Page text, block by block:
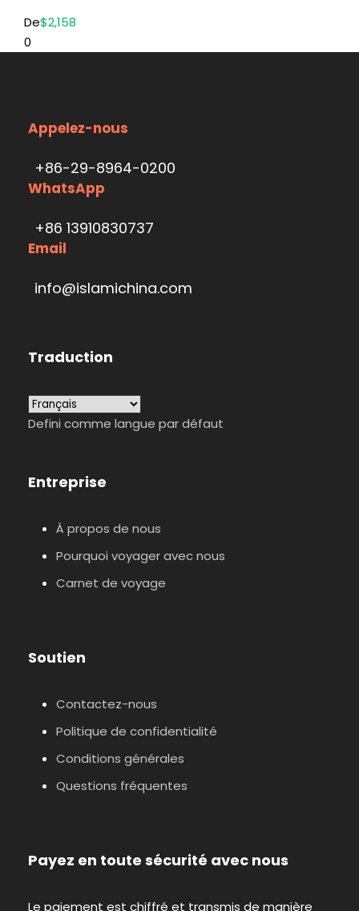
De$2,158
0
Appelez-nous
+86-29-8964-0200
WhatsApp
+86 13910830737
Email
info@islamichina.com
Traduction
Defini comme langue par défaut
Entreprise
À propos de nous
Pourquoi voyager avec nous
Carnet de voyage
Soutien
Contactez-nous
Politique de confidentialité
Conditions générales
Questions fréquentes
Payez en toute sécurité avec nous
Le paiement est chiffré et transmis de manière